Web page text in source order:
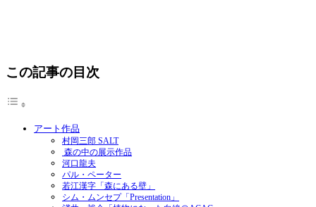
この記事の目次
アート作品
村岡三郎 SALT
森の中の展示作品
河口龍夫
パル・ペーター
若江漢字「森にある壁」
シム・ムンセプ「Presentation」